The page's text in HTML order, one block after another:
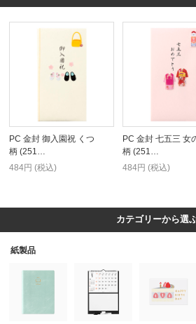
PC 金封 御入園祝 くつ
柄 (251…
484円 (税込)
PC 金封 七五三 女
柄 (251…
484円 (税込)
カテゴリーから選
紙製品